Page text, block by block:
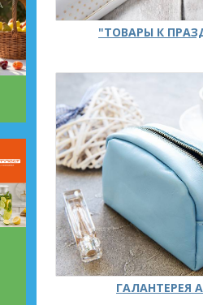
"ТОВАРЫ К
ГАЛАНТЕРЕЯ